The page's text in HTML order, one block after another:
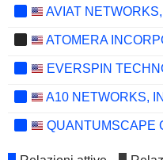
AVIAT
ATOMERA
EVERSPIN
A10 NETWORKS,
QUANTUMSCAPE